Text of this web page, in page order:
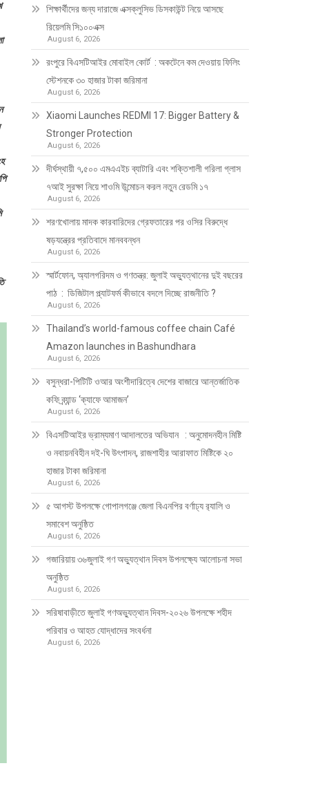
শিক্ষার্থীদের জন্য দারাজে এক্সক্লুসিভ ডিসকাউন্ট নিয়ে আসছে
রিয়েলমি সি১০০এক্স
August 6, 2026
রংপুরে বিএসটিআইর মোবাইল কোর্ট : অকটেনে কম দেওয়ায় ফিলিং
স্টেশনকে ৩০ হাজার টাকা জরিমানা
August 6, 2026
Xiaomi Launches REDMI 17: Bigger Battery &
Stronger Protection
August 6, 2026
দীর্ঘস্থায়ী ৭,৫০০ এমএএইচ ব্যাটারি এবং শক্তিশালী গরিলা গ্লাস
৭আই সুরক্ষা নিয়ে শাওমি উন্মোচন করল নতুন রেডমি ১৭
August 6, 2026
শরণখোলায় মাদক কারবারিদের গ্রেফতারের পর ওসির বিরুদ্ধে
ষড়যন্ত্রের প্রতিবাদে মানববন্ধন
August 6, 2026
স্মার্টফোন, অ্যালগরিদম ও গণতন্ত্র: জুলাই অভ্যুত্থানের দুই বছরের
পাঠ : ডিজিটাল প্ল্যাটফর্ম কীভাবে বদলে দিচ্ছে রাজনীতি ?
August 6, 2026
Thailand’s world-famous coffee chain Café
Amazon launches in Bashundhara
August 6, 2026
বসুন্ধরা-পিটিটি ওআর অংশীদারিত্বে দেশের বাজারে আন্তর্জাতিক
কফি ব্র্যান্ড ‘ক্যাফে আমাজন’
August 6, 2026
বিএসটিআইর ভ্রাম্যমাণ আদালতের অভিযান : অনুমোদনহীন মিষ্টি
ও নবায়নবিহীন দই-ঘি উৎপাদন, রাজশাহীর আরাফাত মিষ্টিকে ২০
হাজার টাকা জরিমানা
August 6, 2026
৫ আগস্ট উপলক্ষে গোপালগঞ্জে জেলা বিএনপির বর্ণাঢ্য র‍্যালি ও
সমাবেশ অনুষ্ঠিত
August 6, 2026
গজারিয়ায় ৩৬জুলাই গণ অভ্যুত্থান দিবস উপলক্ষ্যে আলোচনা সভা
অনুষ্ঠিত
August 6, 2026
সরিষাবাড়ীতে জুলাই গণঅভ্যুত্থান দিবস-২০২৬ উপলক্ষে শহীদ
পরিবার ও আহত যোদ্ধাদের সংবর্ধনা
August 6, 2026